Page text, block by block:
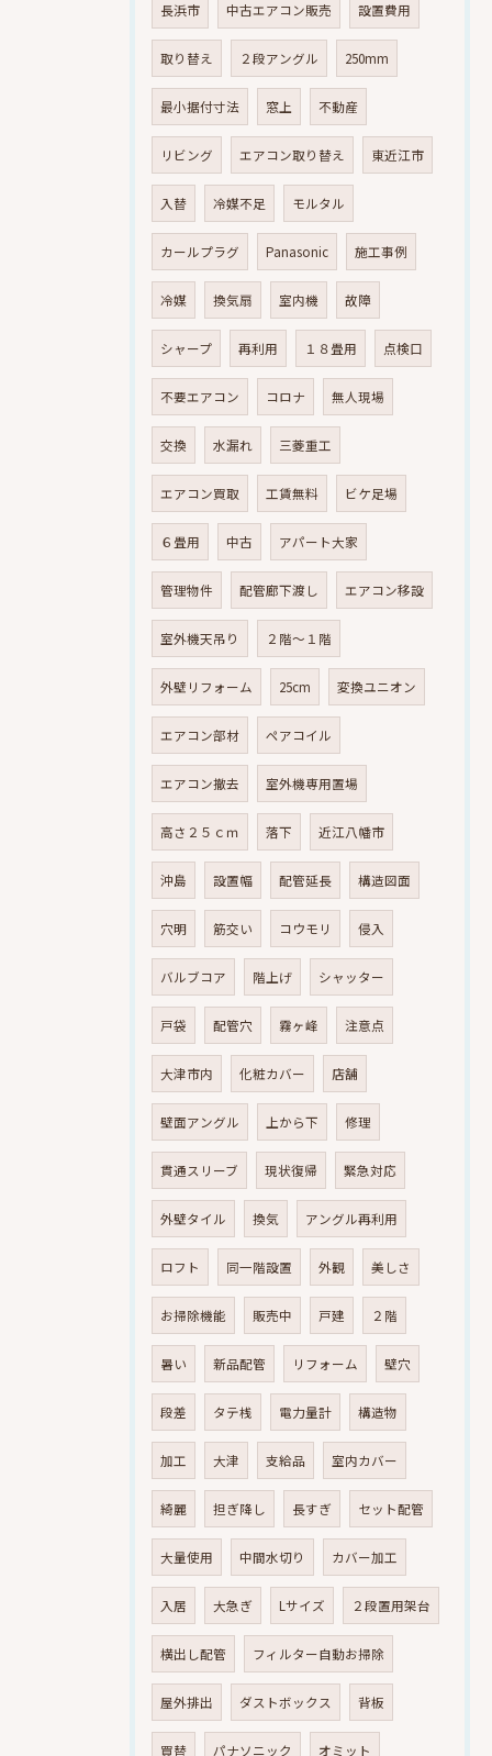
長浜市 中古エアコン販売 設置費用
取り替え ２段アングル 250mm
最小据付寸法 窓上 不動産
リビング エアコン取り替え 東近江市
入替 冷媒不足 モルタル
カールプラグ Panasonic 施工事例
冷媒 換気扇 室内機 故障
シャープ 再利用 １８畳用 点検口
不要エアコン コロナ 無人現場
交換 水漏れ 三菱重工
エアコン買取 工賃無料 ビケ足場
６畳用 中古 アパート大家
管理物件 配管廊下渡し エアコン移設
室外機天吊り ２階～１階
外壁リフォーム 25cm 変換ユニオン
エアコン部材 ペアコイル
エアコン撤去 室外機専用置場
高さ２５ｃｍ 落下 近江八幡市
沖島 設置幅 配管延長 構造図面
穴明 筋交い コウモリ 侵入
バルブコア 階上げ シャッター
戸袋 配管穴 霧ヶ峰 注意点
大津市内 化粧カバー 店舗
壁面アングル 上から下 修理
貫通スリーブ 現状復帰 緊急対応
外壁タイル 換気 アングル再利用
ロフト 同一階設置 外観 美しさ
お掃除機能 販売中 戸建 ２階
暑い 新品配管 リフォーム 壁穴
段差 タテ桟 電力量計 構造物
加工 大津 支給品 室内カバー
綺麗 担ぎ降し 長すぎ セット配管
大量使用 中間水切り カバー加工
入居 大急ぎ Lサイズ ２段置用架台
横出し配管 フィルター自動お掃除
屋外排出 ダストボックス 背板
買替 パナソニック オミット